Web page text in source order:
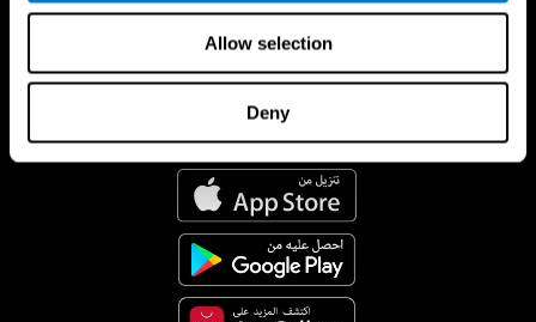
Allow selection
Deny
تطبيق CogniFit